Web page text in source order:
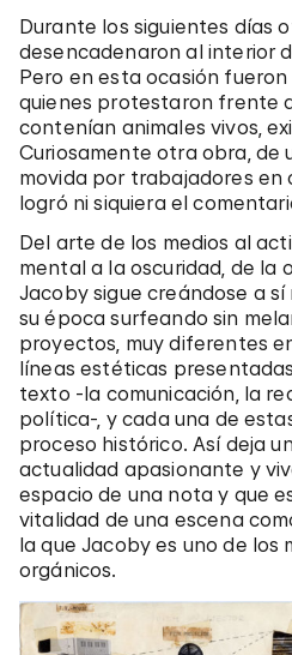
Durante los siguientes días
desencadenaron al interior
Pero en esta ocasión
quienes protestaron frente
contenían animales vivos,
Curiosamente otra obra, de
movida por trabajadores en
logró ni siquiera el
Del arte de los medios al
mental a la oscuridad, de la
Jacoby sigue creándose a
su época surfeando sin
proyectos, muy diferentes
líneas estéticas
texto -la comunicación, la
política-, y cada una de
proceso histórico. Así deja
actualidad apasionante y
espacio de una nota y que
vitalidad de una escena
la que Jacoby es uno de los
orgánicos.